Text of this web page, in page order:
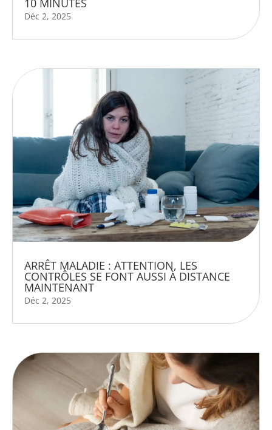
10 MINUTES
Déc 2, 2025
ARRÊT MALADIE : ATTENTION, LES
CONTRÔLES SE FONT AUSSI À DISTANCE
MAINTENANT
Déc 2, 2025